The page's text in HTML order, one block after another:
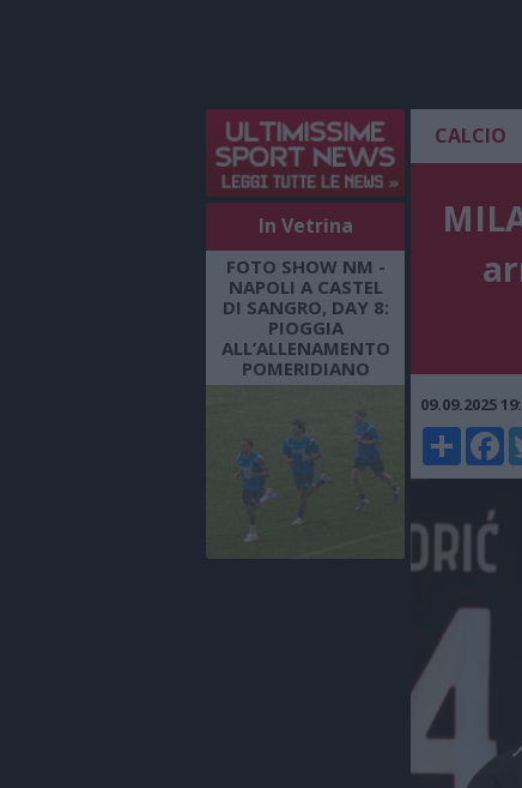
In Vetrina
FOTO SHOW NM -
NAPOLI A CASTEL
DI SANGRO, DAY 8:
PIOGGIA
ALL’ALLENAMENTO
POMERIDIANO
CALCIO
09.09.2025
Share